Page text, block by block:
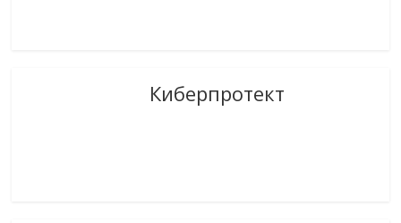
Киберпротект